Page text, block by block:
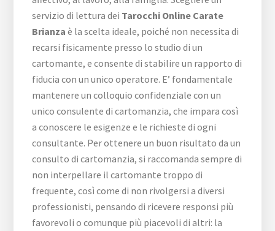
servizio di lettura dei Tarocchi Online Carate
Brianza è la scelta ideale, poiché non necessita di
recarsi fisicamente presso lo studio di un
cartomante, e consente di stabilire un rapporto di
fiducia con un unico operatore. E’ fondamentale
mantenere un colloquio confidenziale con un
unico consulente di cartomanzia, che impara così
a conoscere le esigenze e le richieste di ogni
consultante. Per ottenere un buon risultato da un
consulto di cartomanzia, si raccomanda sempre di
non interpellare il cartomante troppo di
frequente, così come di non rivolgersi a diversi
professionisti, pensando di ricevere responsi più
favorevoli o comunque più piacevoli di altri: la